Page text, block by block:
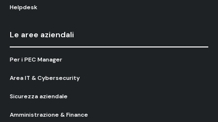
Helpdesk
Le aree aziendali
Per i PEC Manager
Area IT & Cybersecurity
Sicurezza aziendale
Amministrazione & Finance